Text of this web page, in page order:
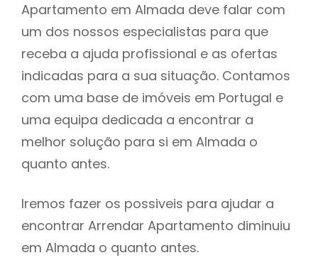
Apartamento em Almada deve falar com
um dos nossos especialistas para que
receba a ajuda profissional e as ofertas
indicadas para a sua situação. Contamos
com uma base de imóveis em Portugal e
uma equipa dedicada a encontrar a
melhor solução para si em Almada o
quanto antes.
Iremos fazer os possiveis para ajudar a
encontrar Arrendar Apartamento diminuiu
em Almada o quanto antes.